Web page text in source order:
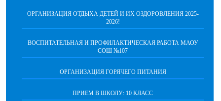
ОРГАНИЗАЦИЯ ОТДЫХА ДЕТЕЙ И ИХ ОЗДОРОВЛЕНИЯ 2025-
2026!
ВОСПИТАТЕЛЬНАЯ И ПРОФИЛАКТИЧЕСКАЯ РАБОТА МАОУ
СОШ №107
ОРГАНИЗАЦИЯ ГОРЯЧЕГО ПИТАНИЯ
ПРИЕМ В ШКОЛУ: 10 КЛАСС